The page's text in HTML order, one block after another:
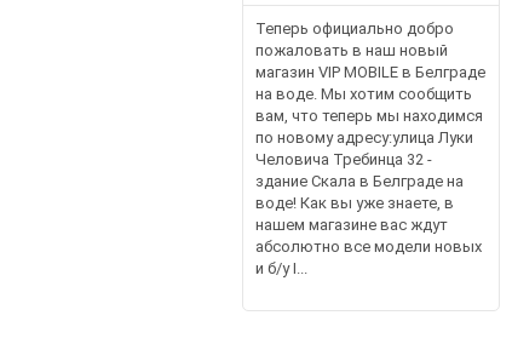
Теперь официально добро
пожаловать в наш новый
магазин VIP MOBILE в Белграде
на воде. Мы хотим сообщить
вам, что теперь мы находимся
по новому адресу:улица Луки
Человича Требинца 32 -
здание Скала в Белграде на
воде! Как вы уже знаете, в
нашем магазине вас ждут
абсолютно все модели новых
и б/у I...